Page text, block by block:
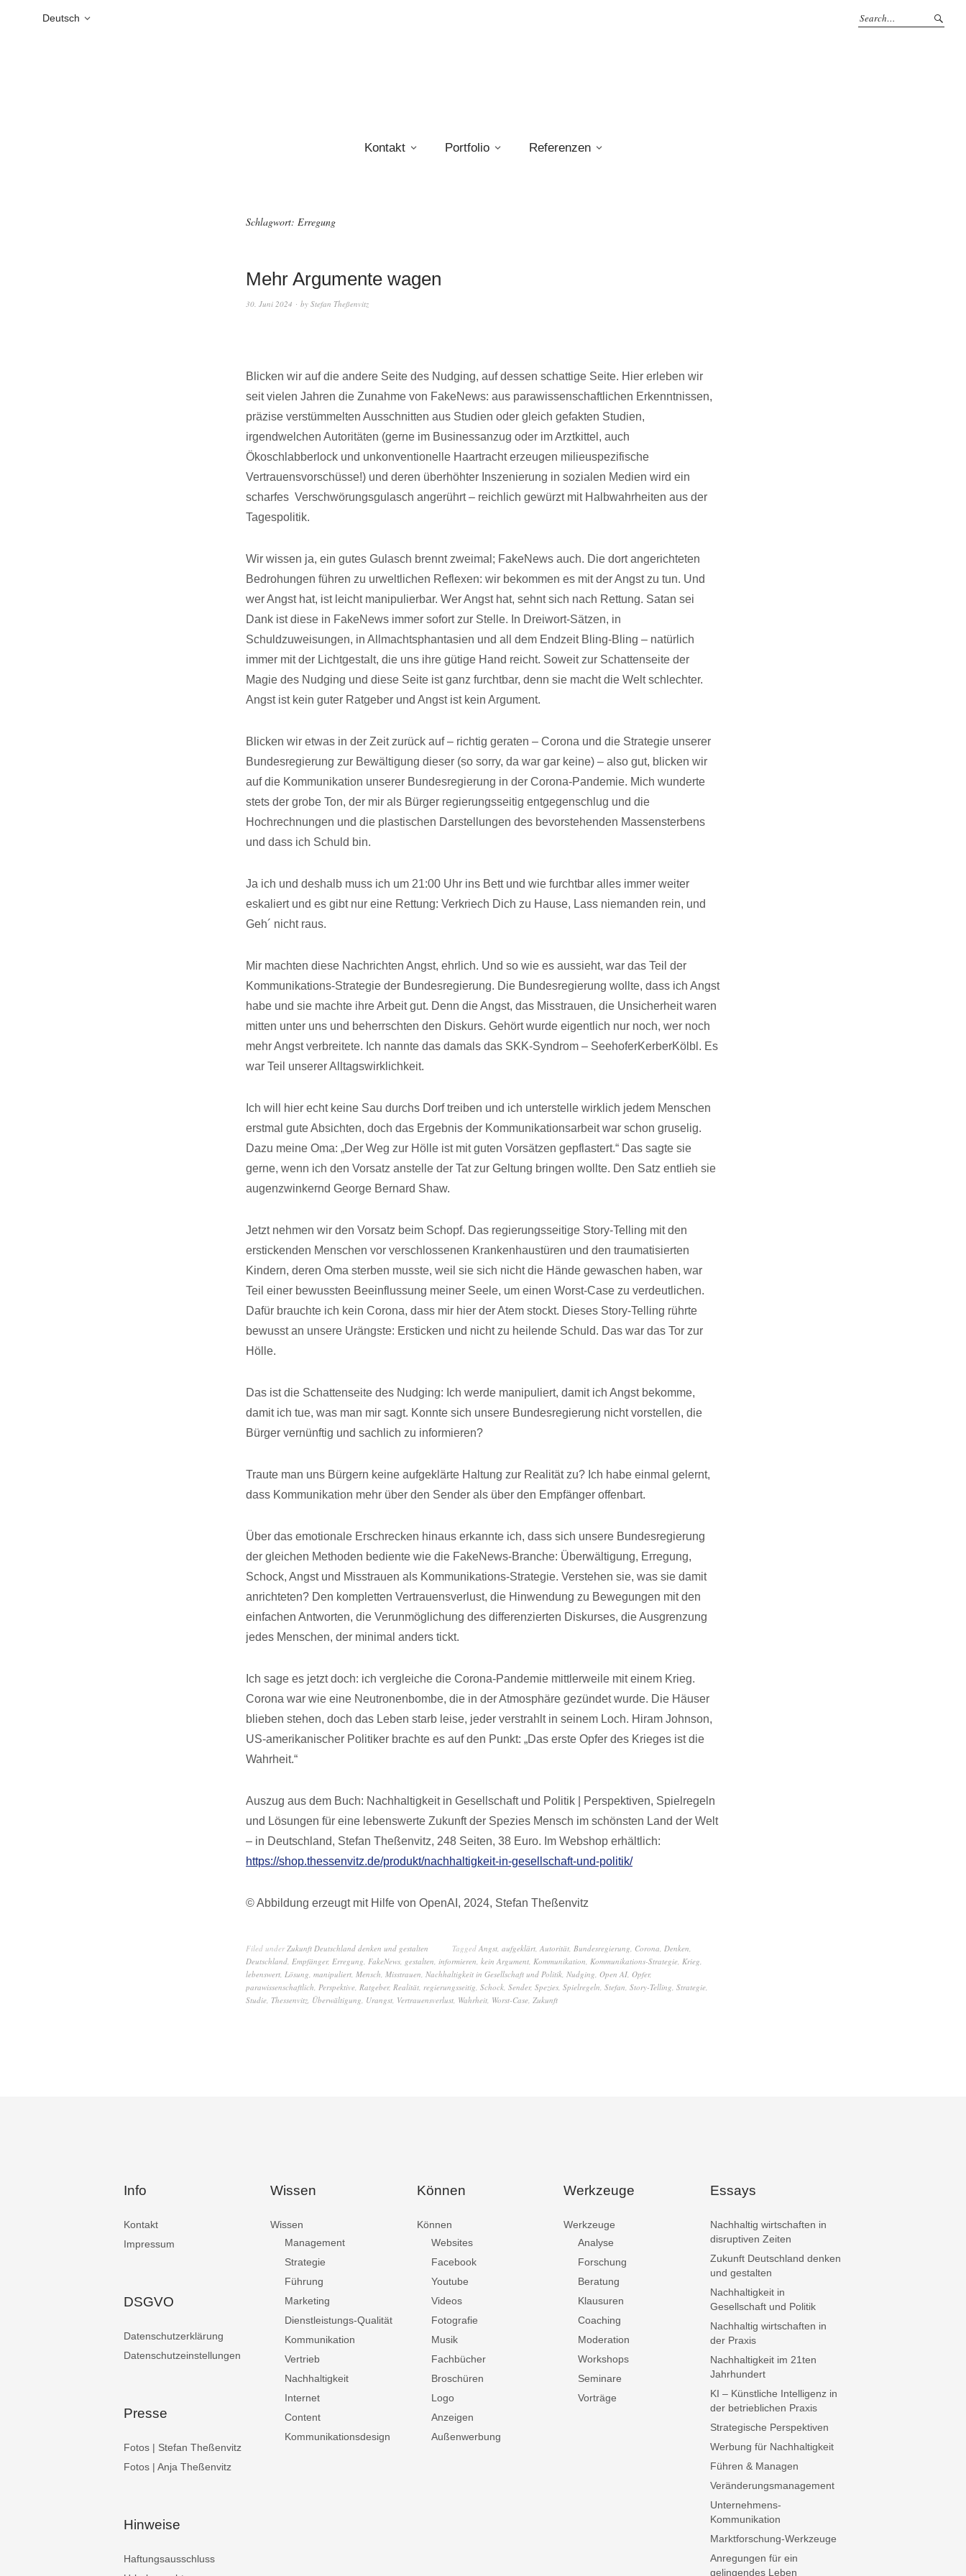
Deutsch
Kontakt Portfolio Referenzen
Schlagwort: Erregung
Mehr Argumente wagen
30. Juni 2024 by Stefan Theßenvitz
Blicken wir auf die andere Seite des Nudging, auf dessen schattige Seite. Hier erleben wir
seit vielen Jahren die Zunahme von FakeNews: aus parawissenschaftlichen Erkenntnissen,
präzise verstümmelten Ausschnitten aus Studien oder gleich gefakten Studien,
irgendwelchen Autoritäten (gerne im Businessanzug oder im Arztkittel, auch
Ökoschlabberlock und unkonventionelle Haartracht erzeugen milieuspezifische
Vertrauensvorschüsse!) und deren überhöhter Inszenierung in sozialen Medien wird ein
scharfes Verschwörungsgulasch angerührt – reichlich gewürzt mit Halbwahrheiten aus der
Tagespolitik.
Wir wissen ja, ein gutes Gulasch brennt zweimal; FakeNews auch. Die dort angerichteten
Bedrohungen führen zu urweltlichen Reflexen: wir bekommen es mit der Angst zu tun. Und
wer Angst hat, ist leicht manipulierbar. Wer Angst hat, sehnt sich nach Rettung. Satan sei
Dank ist diese in FakeNews immer sofort zur Stelle. In Dreiwort-Sätzen, in
Schuldzuweisungen, in Allmachtsphantasien und all dem Endzeit Bling-Bling – natürlich
immer mit der Lichtgestalt, die uns ihre gütige Hand reicht. Soweit zur Schattenseite der
Magie des Nudging und diese Seite ist ganz furchtbar, denn sie macht die Welt schlechter.
Angst ist kein guter Ratgeber und Angst ist kein Argument.
Blicken wir etwas in der Zeit zurück auf – richtig geraten – Corona und die Strategie unserer
Bundesregierung zur Bewältigung dieser (so sorry, da war gar keine) – also gut, blicken wir
auf die Kommunikation unserer Bundesregierung in der Corona-Pandemie. Mich wunderte
stets der grobe Ton, der mir als Bürger regierungsseitig entgegenschlug und die
Hochrechnungen und die plastischen Darstellungen des bevorstehenden Massensterbens
und dass ich Schuld bin.
Ja ich und deshalb muss ich um 21:00 Uhr ins Bett und wie furchtbar alles immer weiter
eskaliert und es gibt nur eine Rettung: Verkriech Dich zu Hause, Lass niemanden rein, und
Geh´ nicht raus.
Mir machten diese Nachrichten Angst, ehrlich. Und so wie es aussieht, war das Teil der
Kommunikations-Strategie der Bundesregierung. Die Bundesregierung wollte, dass ich Angst
habe und sie machte ihre Arbeit gut. Denn die Angst, das Misstrauen, die Unsicherheit waren
mitten unter uns und beherrschten den Diskurs. Gehört wurde eigentlich nur noch, wer noch
mehr Angst verbreitete. Ich nannte das damals das SKK-Syndrom – SeehoferKerberKölbl. Es
war Teil unserer Alltagswirklichkeit.
Ich will hier echt keine Sau durchs Dorf treiben und ich unterstelle wirklich jedem Menschen
erstmal gute Absichten, doch das Ergebnis der Kommunikationsarbeit war schon gruselig.
Dazu meine Oma: „Der Weg zur Hölle ist mit guten Vorsätzen gepflastert.“ Das sagte sie
gerne, wenn ich den Vorsatz anstelle der Tat zur Geltung bringen wollte. Den Satz entlieh sie
augenzwinkernd George Bernard Shaw.
Jetzt nehmen wir den Vorsatz beim Schopf. Das regierungsseitige Story-Telling mit den
erstickenden Menschen vor verschlossenen Krankenhaustüren und den traumatisierten
Kindern, deren Oma sterben musste, weil sie sich nicht die Hände gewaschen haben, war
Teil einer bewussten Beeinflussung meiner Seele, um einen Worst-Case zu verdeutlichen.
Dafür brauchte ich kein Corona, dass mir hier der Atem stockt. Dieses Story-Telling rührte
bewusst an unsere Urängste: Ersticken und nicht zu heilende Schuld. Das war das Tor zur
Hölle.
Das ist die Schattenseite des Nudging: Ich werde manipuliert, damit ich Angst bekomme,
damit ich tue, was man mir sagt. Konnte sich unsere Bundesregierung nicht vorstellen, die
Bürger vernünftig und sachlich zu informieren?
Traute man uns Bürgern keine aufgeklärte Haltung zur Realität zu? Ich habe einmal gelernt,
dass Kommunikation mehr über den Sender als über den Empfänger offenbart.
Über das emotionale Erschrecken hinaus erkannte ich, dass sich unsere Bundesregierung
der gleichen Methoden bediente wie die FakeNews-Branche: Überwältigung, Erregung,
Schock, Angst und Misstrauen als Kommunikations-Strategie. Verstehen sie, was sie damit
anrichteten? Den kompletten Vertrauensverlust, die Hinwendung zu Bewegungen mit den
einfachen Antworten, die Verunmöglichung des differenzierten Diskurses, die Ausgrenzung
jedes Menschen, der minimal anders tickt.
Ich sage es jetzt doch: ich vergleiche die Corona-Pandemie mittlerweile mit einem Krieg.
Corona war wie eine Neutronenbombe, die in der Atmosphäre gezündet wurde. Die Häuser
blieben stehen, doch das Leben starb leise, jeder verstrahlt in seinem Loch. Hiram Johnson,
US-amerikanischer Politiker brachte es auf den Punkt: „Das erste Opfer des Krieges ist die
Wahrheit.“
Auszug aus dem Buch: Nachhaltigkeit in Gesellschaft und Politik | Perspektiven, Spielregeln
und Lösungen für eine lebenswerte Zukunft der Spezies Mensch im schönsten Land der Welt
– in Deutschland, Stefan Theßenvitz, 248 Seiten, 38 Euro. Im Webshop erhältlich:
https://shop.thessenvitz.de/produkt/nachhaltigkeit-in-gesellschaft-und-politik/
© Abbildung erzeugt mit Hilfe von OpenAI, 2024, Stefan Theßenvitz
Filed underZukunft Deutschland denken und gestalten Tagged Angst, aufgeklärt, Autorität, Bundesregierung, Corona, Denken,
Deutschland, Empfänger, Erregung, FakeNews, gestalten, informieren, kein Argument, Kommunikation, Kommunikations-Strategie, Krieg,
lebenswert, Lösung, manipuliert, Mensch, Misstrauen, Nachhaltigkeit in Gesellschaft und Politik, Nudging, Open AI, Opfer,
parawissenschaftlich, Perspektive, Ratgeber, Realität, regierungsseitig, Schock, Sender, Spezies, Spielregeln, Stefan, Story-Telling, Strategie,
Studie, Thessenvitz, Überwältigung, Urangst, Vertrauensverlust, Wahrheit, Worst-Case, Zukunft
Info
Kontakt
Impressum
DSGVO
Datenschutzerklärung
Datenschutzeinstellungen
Presse
Fotos | Stefan Theßenvitz
Fotos | Anja Theßenvitz
Hinweise
Haftungsausschluss
Wissen
Wissen
Management
Strategie
Führung
Marketing
Dienstleistungs-Qualität
Kommunikation
Vertrieb
Nachhaltigkeit
Internet
Content
Kommunikationsdesign
Können
Können
Websites
Facebook
Youtube
Videos
Fotografie
Musik
Fachbücher
Broschüren
Logo
Anzeigen
Außenwerbung
Werkzeuge
Werkzeuge
Analyse
Forschung
Beratung
Klausuren
Coaching
Moderation
Workshops
Seminare
Vorträge
Essays
Nachhaltig wirtschaften in
disruptiven Zeiten
Zukunft Deutschland denken
und gestalten
Nachhaltigkeit in
Gesellschaft und Politik
Nachhaltig wirtschaften in
der Praxis
Nachhaltigkeit im 21ten
Jahrhundert
KI – Künstliche Intelligenz in
der betrieblichen Praxis
Strategische Perspektiven
Werbung für Nachhaltigkeit
Führen & Managen
Veränderungsmanagement
Unternehmens-
Kommunikation
Marktforschung-Werkzeuge
Anregungen für ein
gelingendes Leben